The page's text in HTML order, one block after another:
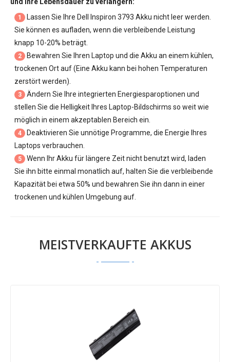
1 Lassen Sie Ihre Dell Inspiron 3793 Akku nicht leer werden.
Sie können es aufladen, wenn die verbleibende Leistung
knapp 10-20% beträgt.
2
Bewahren Sie Ihren Laptop und die Akku an einem kühlen,
trockenen Ort auf (Eine Akku kann bei hohen Temperaturen
zerstört werden).
3
Ändern Sie Ihre integrierten Energiesparoptionen und
stellen Sie die Helligkeit Ihres Laptop-Bildschirms so weit wie
möglich in einem akzeptablen Bereich ein.
4
Deaktivieren Sie unnötige Programme, die Energie Ihres
Laptops verbrauchen.
5
Wenn Ihr Akku für längere Zeit nicht benutzt wird, laden
Sie ihn bitte einmal monatlich auf, halten Sie die verbleibende
Kapazität bei etwa 50% und bewahren Sie ihn dann in einer
trockenen und kühlen Umgebung auf.
MEISTVERKAUFTE AKKUS